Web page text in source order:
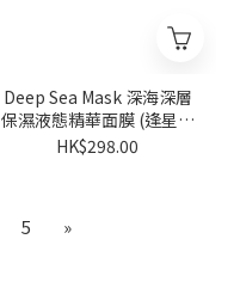
Deep Sea Mask 深海深層
保濕液態精華面膜 (逢星期
日截單後7-14個工作天發
HK$298.00
5 »